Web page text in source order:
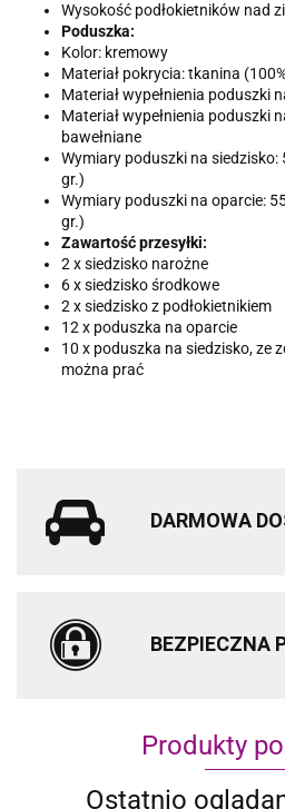
Wysokość podłokietników nad
Poduszka:
Kolor: kremowy
Materiał pokrycia: tkanina
Materiał wypełnienia poduszki
Materiał wypełnienia poduszki
bawełniane
Wymiary poduszki na siedzisko:
gr.)
Wymiary poduszki na oparcie:
gr.)
Zawartość przesyłki:
2 x siedzisko narożne
6 x siedzisko środkowe
2 x siedzisko z podłokietnikiem
12 x poduszka na oparcie
10 x poduszka na siedzisko, ze
można prać
DARMOWA
BEZPIECZNA
Produkty
Ostatnio